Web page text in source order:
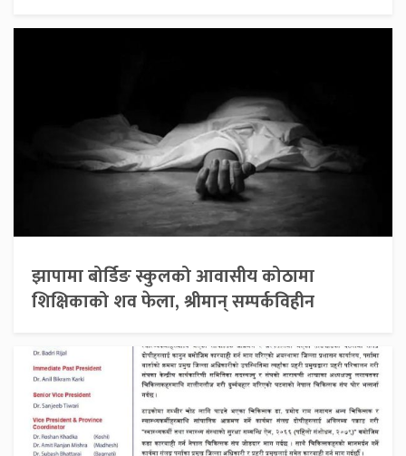
झापामा बोर्डिङ स्कुलको आवासीय कोठामा
शिक्षिकाको शव फेला, श्रीमान् सम्पर्कविहीन